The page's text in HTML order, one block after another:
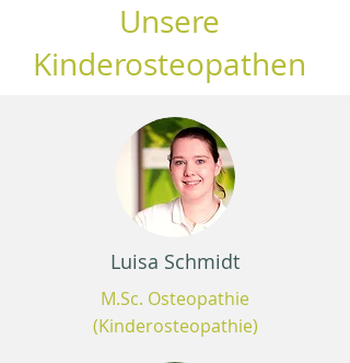
Unsere
Kinderosteopathen
Luisa Schmidt
M.Sc. Osteopathie
(Kinderosteopathie)